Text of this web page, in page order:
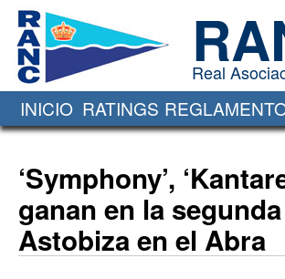
Real
INICIO RATINGS
‘Symphony’,
ganan en la
Astobiza en el Abra